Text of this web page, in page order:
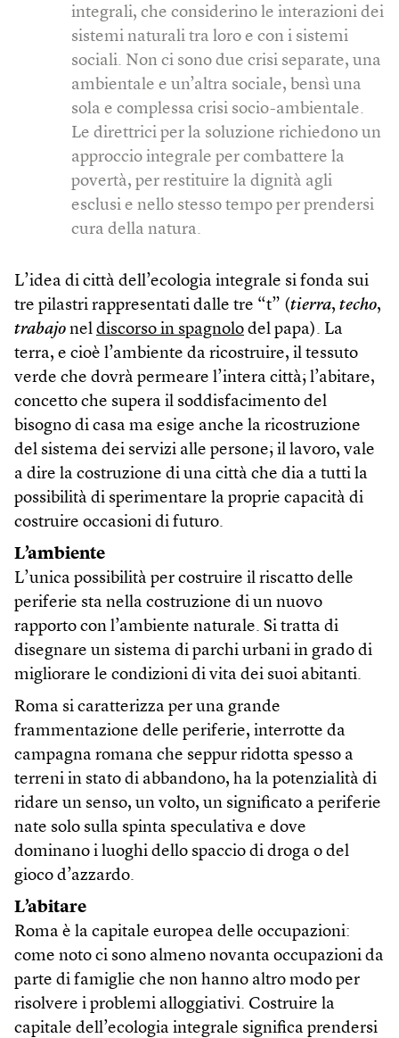
integrali, che considerino le interazioni dei
sistemi naturali tra loro e con i sistemi
sociali. Non ci sono due crisi separate, una
ambientale e un’altra sociale, bensì una
sola e complessa crisi socio-ambientale.
Le direttrici per la soluzione richiedono un
approccio integrale per combattere la
povertà, per restituire la dignità agli
esclusi e nello stesso tempo per prendersi
cura della natura.
L’idea di città dell’ecologia integrale si fonda sui
tre pilastri rappresentati dalle tre “t” (tierra, techo,
trabajo nel discorso in spagnolo del papa). La
terra, e cioè l’ambiente da ricostruire, il tessuto
verde che dovrà permeare l’intera città; l’abitare,
concetto che supera il soddisfacimento del
bisogno di casa ma esige anche la ricostruzione
del sistema dei servizi alle persone; il lavoro, vale
a dire la costruzione di una città che dia a tutti la
possibilità di sperimentare la proprie capacità di
costruire occasioni di futuro.
L’ambiente
L’unica possibilità per costruire il riscatto delle
periferie sta nella costruzione di un nuovo
rapporto con l’ambiente naturale. Si tratta di
disegnare un sistema di parchi urbani in grado di
migliorare le condizioni di vita dei suoi abitanti.
Roma si caratterizza per una grande
frammentazione delle periferie, interrotte da
campagna romana che seppur ridotta spesso a
terreni in stato di abbandono, ha la potenzialità di
ridare un senso, un volto, un significato a periferie
nate solo sulla spinta speculativa e dove
dominano i luoghi dello spaccio di droga o del
gioco d’azzardo.
L’abitare
Roma è la capitale europea delle occupazioni:
come noto ci sono almeno novanta occupazioni da
parte di famiglie che non hanno altro modo per
risolvere i problemi alloggiativi. Costruire la
capitale dell’ecologia integrale significa prendersi